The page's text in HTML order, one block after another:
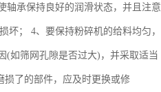
轴承保持良好的润滑状态，并且注意
； 4、要保持粉碎机的给料均匀，
(如筛网孔隙是否过大)，并采取适当
损了的部件，应及时更换或修